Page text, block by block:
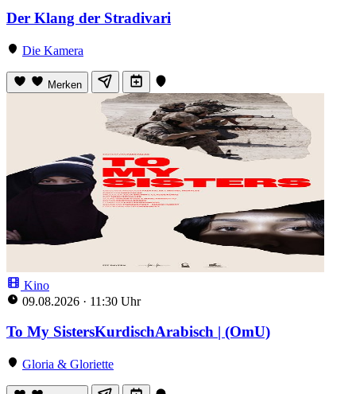
Der Klang der Stradivari
Die Kamera
Merken
Kino
09.08.2026 · 11:30 Uhr
To My SistersKurdischArabisch | (OmU)
Gloria & Gloriette